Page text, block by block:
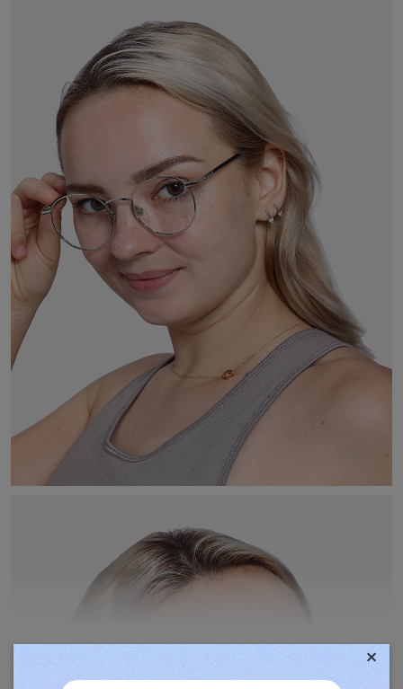
TOVÁBBIAK MEGJELENÍTÉSE ×